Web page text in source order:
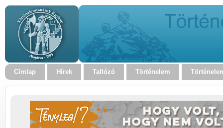
Címlap Hírek Tallózó Történelem